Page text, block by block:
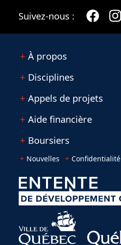
Suivez-nous :
À propos
Disciplines
Appels de projets
Aide financière
Boursiers
Nouvelles Confidentialité